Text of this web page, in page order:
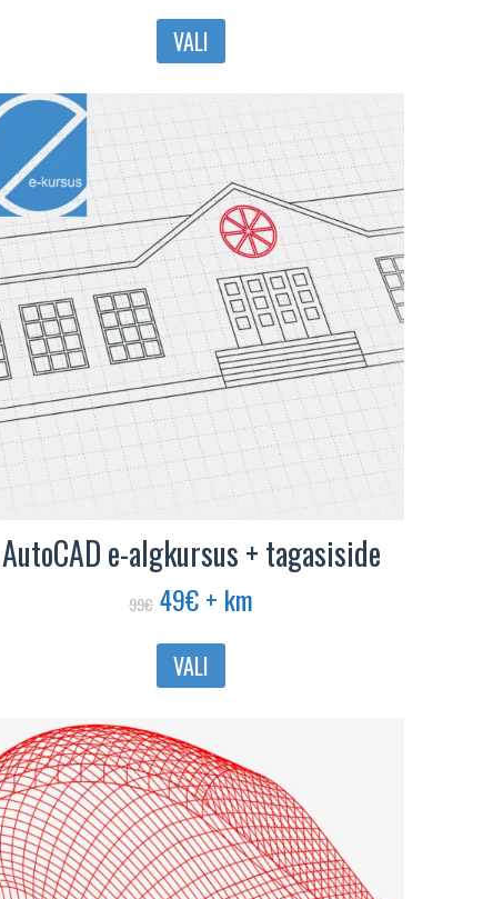
VALI
Sellel
mitu
varianti.
Valikuid
saab
teha
tootelehel.
AutoCAD e-algkursus + tagasiside
99€ Algne
oli:
99€.
49€Praegune
on:
49€.
+ km
VALI